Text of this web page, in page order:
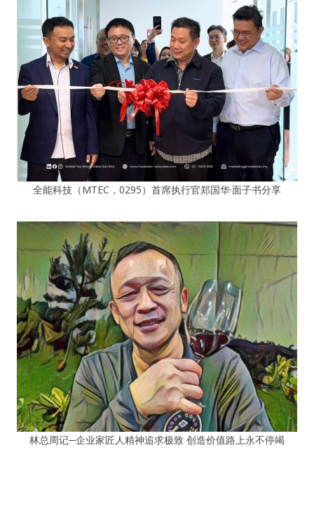
全能科技（MTEC，0295）首席执行官郑国华·面子书分享
林总周记─企业家匠人精神追求极致 创造价值路上永不停竭